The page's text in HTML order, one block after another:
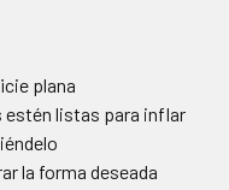
plana
estén listas para inflar
la forma deseada